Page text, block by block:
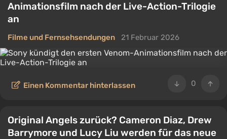
Animationsfilm nach der Live-Action-Trilogie
an
Filme und Fernsehsendungen 21 Februar 2026
0
Einen Kommentar hinterlassen
Original Angels zurück? Cameron Diaz, Drew
Barrymore und Lucy Liu werden für das neue